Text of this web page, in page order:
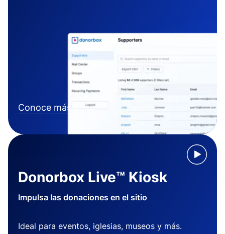
Conoce más
Donorbox Live™ Kiosk
Impulsa las donaciones en el sitio
Ideal para eventos, iglesias, museos y más.